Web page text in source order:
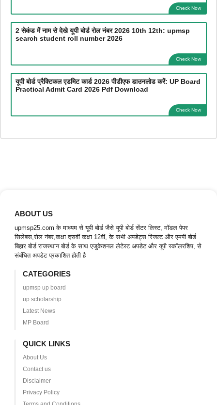
Check Now
2 सेकंड में नाम से देखे यूपी बोर्ड रोल नंबर 2026 10th 12th: upmsp
search student roll number 2026
Check Now
यूपी बोर्ड प्रैक्टिकल एडमिट कार्ड 2026 पीडीएफ डाउनलोड करें: UP Board
Practical Admit Card 2026 Pdf Download
Check Now
ABOUT US
upmsp25.com के माध्यम से यूपी बोर्ड जैसे यूपी बोर्ड सेंटर लिस्ट, मॉडल पेपर
सिलेबस,रोल नंबर,कक्षा दसवीं कक्षा 12वीं, के सभी अपडेट्स रिजल्ट और एमपी बोर्ड
बिहार बोर्ड राजस्थान बोर्ड के साथ एजुकेशनल लेटेस्ट अपडेट और यूपी स्कॉलरशिप, से
संबंधित अपडेट प्रकाशित होती है
CATEGORIES
upmsp up board
up scholarship
Latest News
MP Board
QUICK LINKS
About Us
Contact us
Disclaimer
Privacy Policy